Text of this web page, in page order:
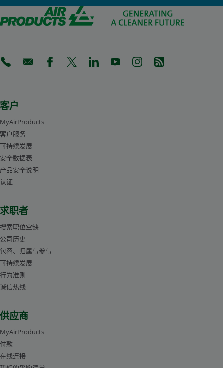
(Opens in a new tab)
(Opens in a new tab)
(Opens in a new tab)
(Opens in a new tab)
(Opens in a new tab)
(Opens in a new tab)
(Opens in a new tab)
(Opens in a new
客户
MyAirProducts
客户服务
可持续发展
安全数据表
产品安全说明
认证
求职者
搜索职位空缺
公司历史
包容、归属与参与
可持续发展
行为准则
诚信热线
供应商
MyAirProducts
付款
在线连接